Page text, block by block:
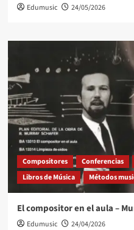
Edumusic 24/05/2026
Compositores Conferencias
Libros de Música
Métodos
El compositor en el aula –
Edumusic 24/04/2026